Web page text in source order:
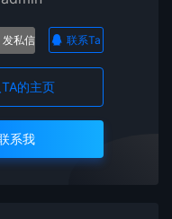
发私信 联系Ta
的主页
系我